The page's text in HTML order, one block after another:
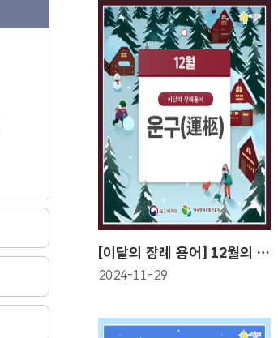
[이달의 장례 용어] 12월의 장례 용어! 운구(運柩)
2024-11-29